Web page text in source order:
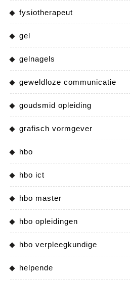
fysiotherapeut
gel
gelnagels
geweldloze communicatie
goudsmid opleiding
grafisch vormgever
hbo
hbo ict
hbo master
hbo opleidingen
hbo verpleegkundige
helpende